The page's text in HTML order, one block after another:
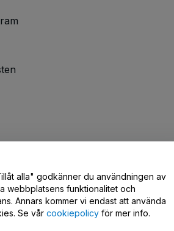
oss
alla" godkänner du användningen av
webbplatsens funktionalitet och
Annars kommer vi endast att använda
Se vår cookiepolicy för mer info.